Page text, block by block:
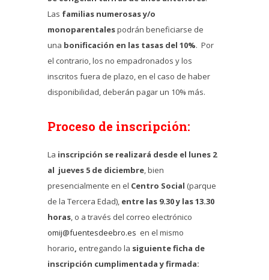
Las familias numerosas y/o
monoparentalespodrán beneficiarse de
una bonificación en las tasas del 10%. Por
el contrario, los no empadronados y los
inscritos fuera de plazo, en el caso de haber
disponibilidad, deberán pagar un 10% más.
Proceso de inscripción:
La inscripción se realizará desde el lunes 2
al jueves 5 de diciembre, bien
presencialmente en el Centro Social (parque
de la Tercera Edad), entre las 9.30 y las 13.30
horas, o a través del correo electrónico
omij@fuentesdeebro.es en el mismo
horario, entregando la siguiente ficha de
inscripción cumplimentada y firmada: